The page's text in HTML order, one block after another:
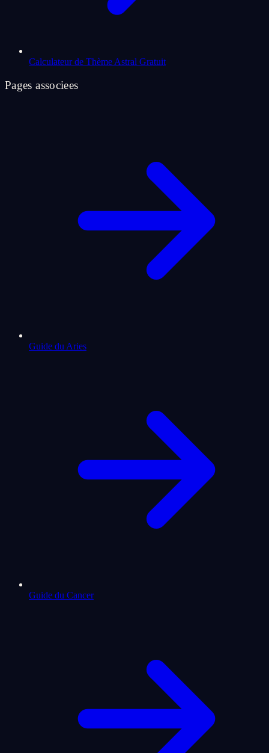
Calculateur de Thème Astral Gratuit
Pages associees
Guide du Aries
Guide du Cancer